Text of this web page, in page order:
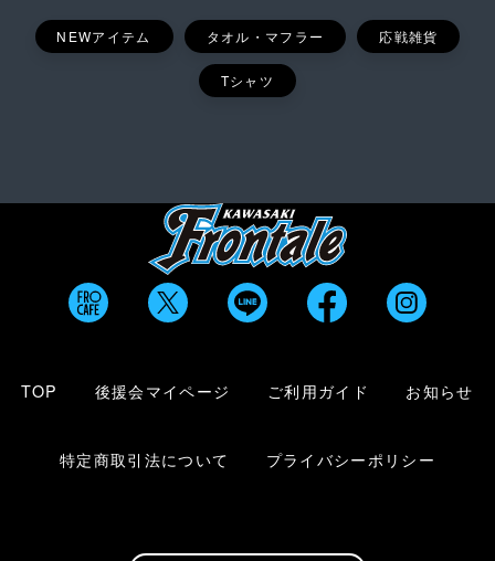
NEWアイテム タオル・マフラー 応戦雑貨
Tシャツ
TOP 後援会マイページ ご利用ガイド お知らせ
特定商取引法について プライバシーポリシー